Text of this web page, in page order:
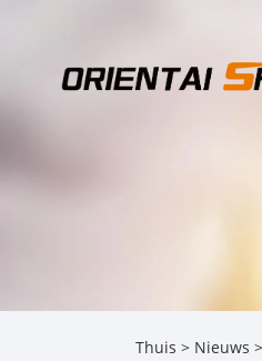
Thuis > Nieuws >